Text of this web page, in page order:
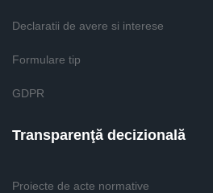
Declaratii de avere si interese
Formulare tip
GDPR
Transparenţă decizională
Proiecte de acte normative